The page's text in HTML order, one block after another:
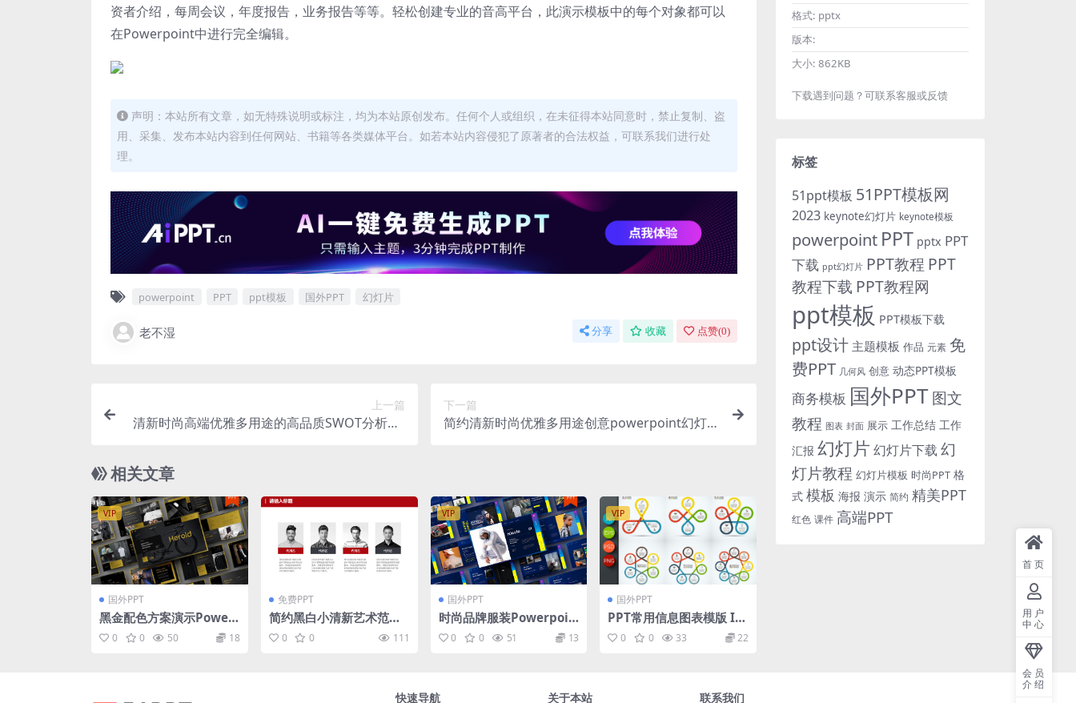
资者介绍，每周会议，年度报告，业务报告等等。 轻松创建专业的音高平台，此演示模板中的每个对象都可以
在Powerpoint中进行完全编辑。
声明：本站所有文章，如无特殊说明或标注，均为本站原创发布。任何个人或组织，在未征得本站同意时，禁止复制、盗
用、采集、发布本站内容到任何网站、书籍等各类媒体平台。如若本站内容侵犯了原著者的合法权益，可联系我们进行处
理。
powerpoint PPT ppt模板 国外PPT 幻灯片
老不湿 分享 收藏 点赞(0)
上一篇
清新时尚高端优雅多用途的高品质SWOT分析Go
下一篇
简约清新时尚优雅多用途创意powerpoint幻灯片
相关文章
VIP
国外PPT
黑金配色方案演示Power
point幻灯片模板 Herold
– Business PowerPoint
0 0 50 18
免费PPT
简约黑白小清新艺术范大
气工作总结计划ppt模板
0 0 111
VIP
国外PPT
时尚品牌服装Powerpoin
t幻灯片模板 Nicole – Bu
siness PowerPoint Te
0 0 51 13
VIP
国外PPT
PPT常用信息图表模版 Inf
ographics template se
t v.30
0 0 33 22
格式: pptx
版本:
大小: 862KB
下载遇到问题？可联系客服或反馈
标签
51ppt模板 51PPT模板网
2023 keynote幻灯片 keynote模板
powerpoint PPT pptx PPT
下载 ppt幻灯片 PPT教程 PPT
教程下载 PPT教程网
ppt模板 PPT模板下载
ppt设计 主题模板 作品 元素 免
费PPT 几何风 创意 动态PPT模板
商务模板 国外PPT图文
教程 图表 封面 展示 工作总结 工作
汇报 幻灯片 幻灯片下载 幻
灯片教程 幻灯片模板 时尚PPT 格
式 模板 海报 演示 简约 精美PPT
红色 课件 高端PPT
快速导航 关于本站 联系我们
首页
用户
中心
会员
介绍